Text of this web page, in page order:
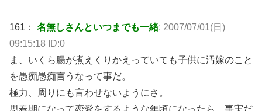
161： 名無しさんといつまでも一緒: 2007/07/01(日)
09:15:18 ID:0
ま、いくら腸が煮えくりかえっていても子供に汚嫁のこと
を愚痴愚痴言うなって事だ。
極力、周りにも言わせないようにさ。
思春期になって恋愛をするような年頃になったら、事実だ